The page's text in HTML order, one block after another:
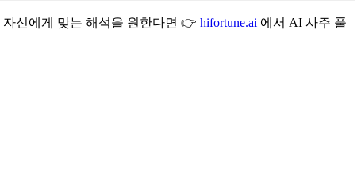
신에게 맞는 해석을 원한다면 👉 hifortune.ai 에서 AI 사주 풀